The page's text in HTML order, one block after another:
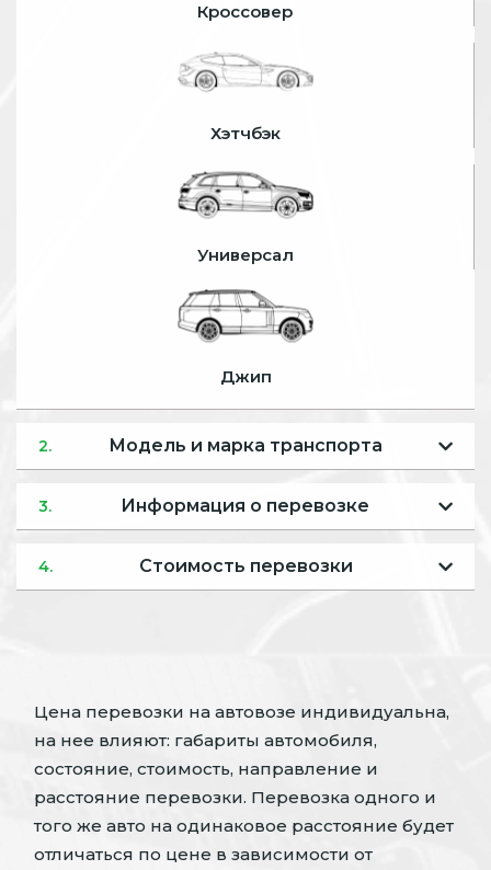
Кроссовер
Хэтчбэк
Универсал
Джип
2. Модель и марка транспорта
3. Информация о перевозке
4. Стоимость перевозки
Цена перевозки на автовозе индивидуальна,
на нее влияют: габариты автомобиля,
состояние, стоимость, направление и
расстояние перевозки. Перевозка одного и
того же авто на одинаковое расстояние будет
отличаться по цене в зависимости от